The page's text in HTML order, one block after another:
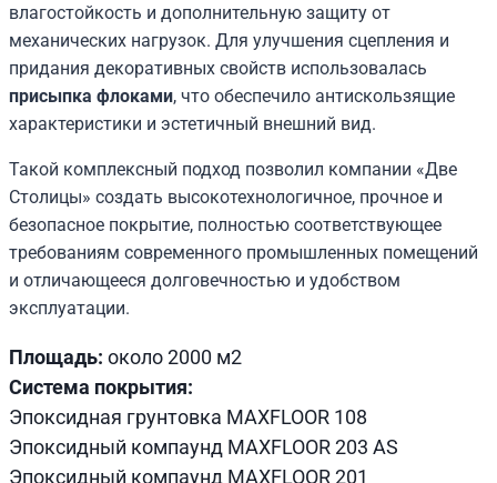
влагостойкость и дополнительную защиту от
механических нагрузок. Для улучшения сцепления и
придания декоративных свойств использовалась
присыпка флоками, что обеспечило антискользящие
характеристики и эстетичный внешний вид.
Такой комплексный подход позволил компании «Две
Столицы» создать высокотехнологичное, прочное и
безопасное покрытие, полностью соответствующее
требованиям современного промышленных помещений
и отличающееся долговечностью и удобством
эксплуатации.
Площадь: около 2000 м2
Система покрытия:
Эпоксидная грунтовка MAXFLOOR 108
Эпоксидный компаунд MAXFLOOR 203 AS
Эпоксидный компаунд MAXFLOOR 201